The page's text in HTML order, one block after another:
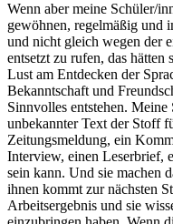
Wenn aber meine Schüler/
gewöhnen, regelmäßig und
und nicht gleich wegen der
entsetzt zu rufen, das
Lust am Entdecken der
Bekanntschaft und
Sinnvolles entstehen. Meine
unbekannter Text der Stoff
Zeitungsmeldung, ein
Interview, einen Leserbrief,
sein kann. Und sie machen
ihnen kommt zur nächsten
Arbeitsergebnis und sie